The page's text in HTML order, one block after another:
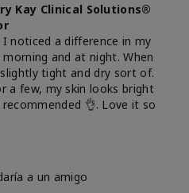
Kay Clinical Solutions®
noticed a difference in my
and at night. When
tight and dry sort of.
a few, my skin looks bright
👌. Love it so
a un amigo